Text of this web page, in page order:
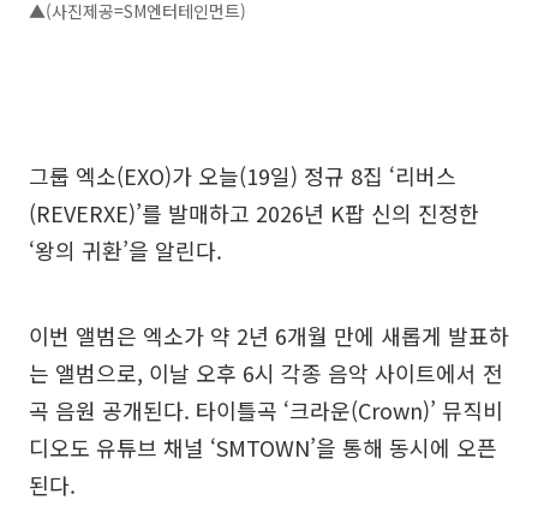
▲(사진제공=SM엔터테인먼트)
그룹 엑소(EXO)가 오늘(19일) 정규 8집 ‘리버스
(REVERXE)’를 발매하고 2026년 K팝 신의 진정한
‘왕의 귀환’을 알린다.
이번 앨범은 엑소가 약 2년 6개월 만에 새롭게 발표하
는 앨범으로, 이날 오후 6시 각종 음악 사이트에서 전
곡 음원 공개된다. 타이틀곡 ‘크라운(Crown)’ 뮤직비
디오도 유튜브 채널 ‘SMTOWN’을 통해 동시에 오픈
된다.